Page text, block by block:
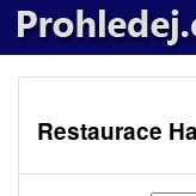
Restaurace